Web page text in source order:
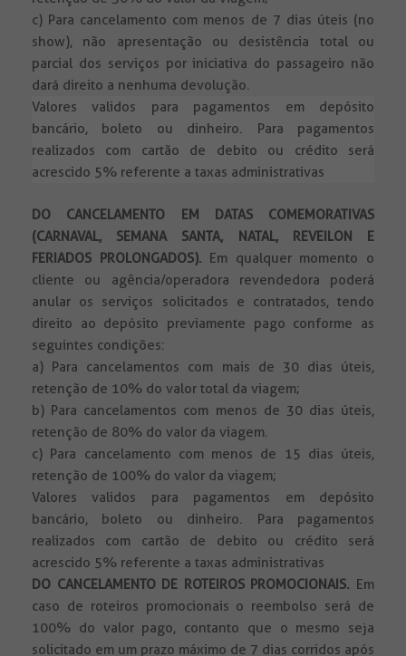
c) Para cancelamento com menos de 7 dias úteis (no
show), não apresentação ou desistência total ou
parcial dos serviços por iniciativa do passageiro não
dará direito a nenhuma devolução.
Valores validos para pagamentos em depósito
bancário, boleto ou dinheiro. Para pagamentos
realizados com cartão de debito ou crédito será
acrescido 5% referente a taxas administrativas
DO CANCELAMENTO EM DATAS COMEMORATIVAS
(CARNAVAL, SEMANA SANTA, NATAL, REVEILON E
FERIADOS PROLONGADOS). Em qualquer momento o
cliente ou agência/operadora revendedora poderá
anular os serviços solicitados e contratados, tendo
direito ao depósito previamente pago conforme as
seguintes condições:
a) Para cancelamentos com mais de 30 dias úteis,
retenção de 10% do valor total da viagem;
b) Para cancelamentos com menos de 30 dias úteis,
retenção de 80% do valor da viagem.
c) Para cancelamento com menos de 15 dias úteis,
retenção de 100% do valor da viagem;
Valores validos para pagamentos em depósito
bancário, boleto ou dinheiro. Para pagamentos
realizados com cartão de debito ou crédito será
acrescido 5% referente a taxas administrativas
DO CANCELAMENTO DE ROTEIROS PROMOCIONAIS. Em
caso de roteiros promocionais o reembolso será de
100% do valor pago, contanto que o mesmo seja
solicitado em um prazo máximo de 7 dias corridos após